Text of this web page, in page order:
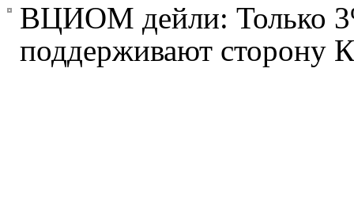
ВЦИОМ дейли: Только
поддерживают сторону